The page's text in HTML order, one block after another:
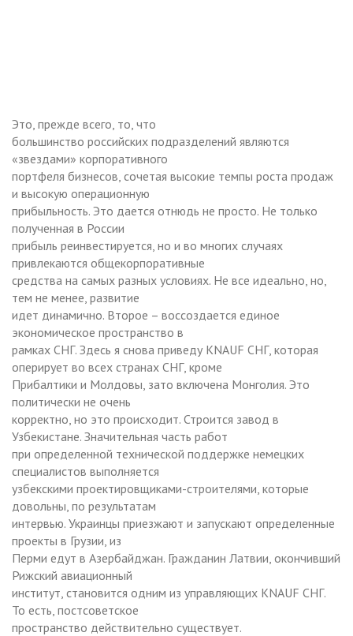
Это, прежде всего, то, что
большинство российских подразделений являются
«звездами» корпоративного
портфеля бизнесов, сочетая высокие темпы роста продаж
и высокую операционную
прибыльность. Это дается отнюдь не просто. Не только
полученная в России
прибыль реинвестируется, но и во многих случаях
привлекаются общекорпоративные
средства на самых разных условиях. Не все идеально, но,
тем не менее, развитие
идет динамично. Второе – воссоздается единое
экономическое пространство в
рамках СНГ. Здесь я снова приведу KNAUF СНГ, которая
оперирует во всех странах СНГ, кроме
Прибалтики и Молдовы, зато включена Монголия. Это
политически не очень
корректно, но это происходит. Строится завод в
Узбекистане. Значительная часть работ
при определенной технической поддержке немецких
специалистов выполняется
узбекскими проектировщиками-строителями, которые
довольны, по результатам
интервью. Украинцы приезжают и запускают определенные
проекты в Грузии, из
Перми едут в Азербайджан. Гражданин Латвии, окончивший
Рижский авиационный
институт, становится одним из управляющих KNAUF СНГ.
То есть, постсоветское
пространство действительно существует.